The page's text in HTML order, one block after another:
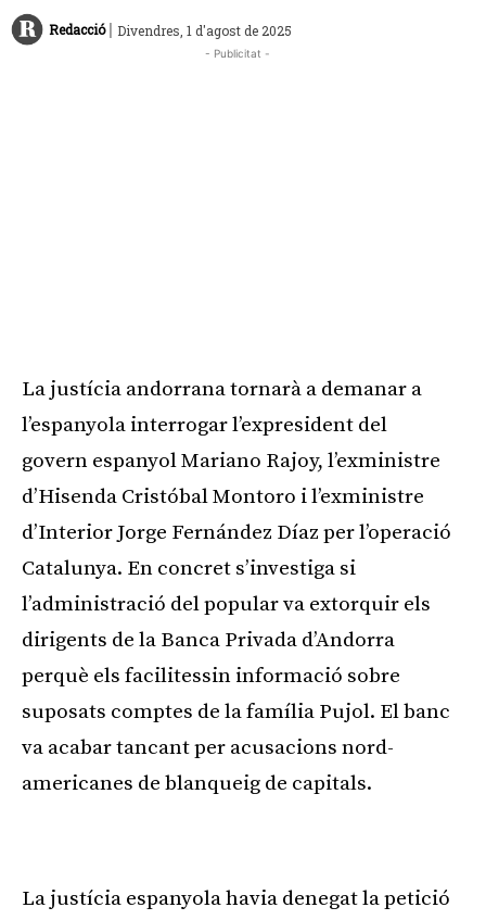
Redacció | Divendres, 1 d'agost de 2025
- Publicitat -
La justícia andorrana tornarà a demanar a
l’espanyola interrogar l’expresident del
govern espanyol Mariano Rajoy, l’exministre
d’Hisenda Cristóbal Montoro i l’exministre
d’Interior Jorge Fernández Díaz per l’operació
Catalunya. En concret s’investiga si
l’administració del popular va extorquir els
dirigents de la Banca Privada d’Andorra
perquè els facilitessin informació sobre
suposats comptes de la família Pujol. El banc
va acabar tancant per acusacions nord-
americanes de blanqueig de capitals.
La justícia espanyola havia denegat la petició